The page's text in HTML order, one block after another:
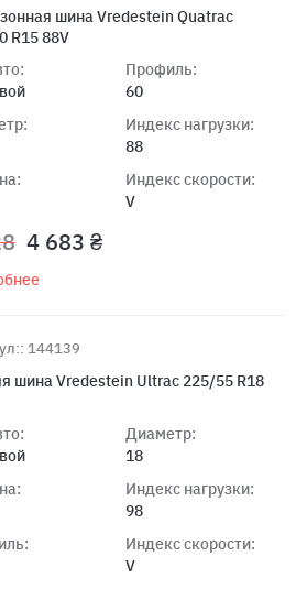
шина Vredestein Quatrac
R15 88V
Профиль:
60
Индекс нагрузки:
88
Индекс скорости:
V
4 683 ₴
144139
шина Vredestein Ultrac 225/55 R18
Диаметр:
18
Индекс нагрузки:
98
Индекс скорости:
V